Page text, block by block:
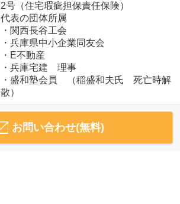
2号（住宅瑕疵担保責任保険）
代表の団体所属
・関西長谷工会
・兵庫県中小企業同友会
・E不動産
・兵庫宅建 理事
・盛和塾会員 （稲盛和夫氏 死亡時解
散）
お問い合わせ(無料)